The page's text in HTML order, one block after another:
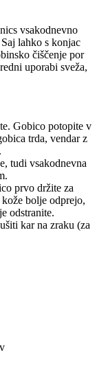
vsakodnevno
lahko s konjac
čiščenje por
uporabi sveža,
Gobico potopite v
trda, vendar z
tudi vsakodnevna
prvo držite za
bolje odprejo,
odstranite.
kar na zraku (za